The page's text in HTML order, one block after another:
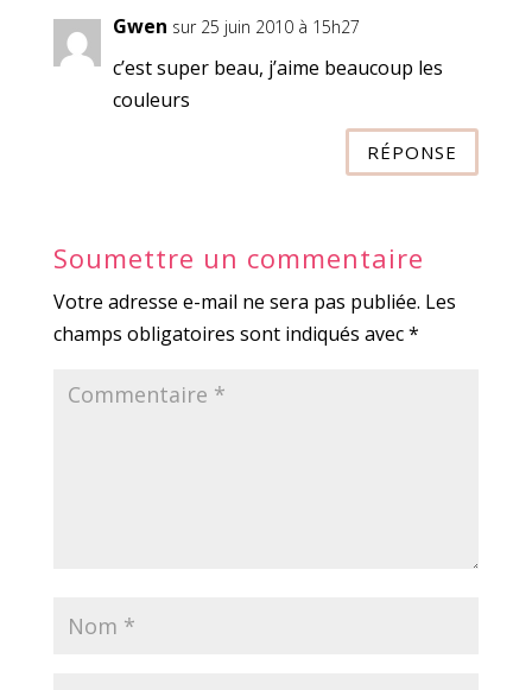
Gwen sur 25 juin 2010 à 15h27
c’est super beau, j’aime beaucoup les
couleurs
RÉPONSE
Soumettre un commentaire
Votre adresse e-mail ne sera pas publiée. Les
champs obligatoires sont indiqués avec*